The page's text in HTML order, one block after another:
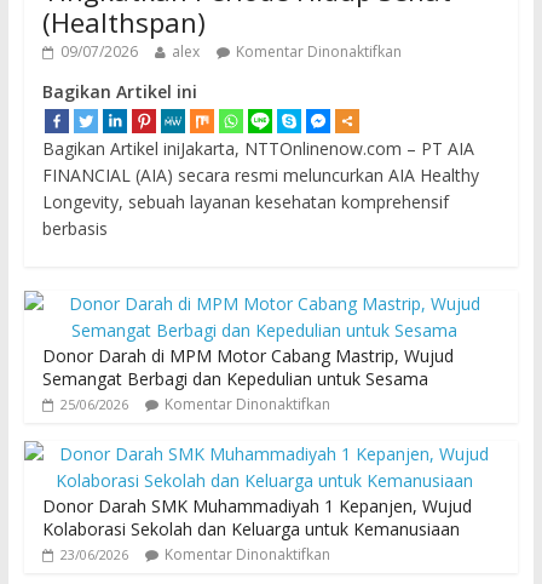
(Healthspan)
09/07/2026 alex Komentar Dinonaktifkan
Bagikan Artikel ini
Bagikan Artikel iniJakarta, NTTOnlinenow.com – PT AIA
FINANCIAL (AIA) secara resmi meluncurkan AIA Healthy
Longevity, sebuah layanan kesehatan komprehensif
berbasis
Donor Darah di MPM Motor Cabang Mastrip, Wujud
Semangat Berbagi dan Kepedulian untuk Sesama
25/06/2026 Komentar Dinonaktifkan
Donor Darah SMK Muhammadiyah 1 Kepanjen, Wujud
Kolaborasi Sekolah dan Keluarga untuk Kemanusiaan
23/06/2026 Komentar Dinonaktifkan